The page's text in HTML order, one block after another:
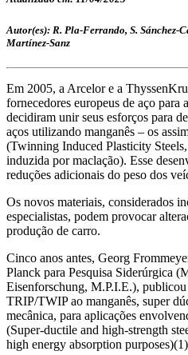
Autor(es): R. Pla-Ferrando, S. Sánchez-
Martínez-Sanz
Em 2005, a Arcelor e a
fornecedores europeus de aço para
decidiram unir seus esforços para
aços utilizando manganês – os
(Twinning Induced Plasticity
induzida por maclação). Esse
reduções adicionais do peso dos
Os novos materiais, considerados
especialistas, podem provocar
produção de carro.
Cinco anos antes, Georg
Planck para Pesquisa Siderúrgica
Eisenforschung, M.P.I.E.),
TRIP/TWIP ao manganês, super
mecânica, para aplicações
(Super-ductile and high-strength
high energy absorption